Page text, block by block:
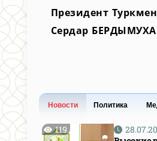
Президент
Сердар
Новости Политика
119